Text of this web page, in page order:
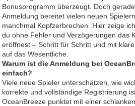
Bonusprogramm überzeugt. Doch
Anmeldung bereitet vielen neuen Spielern
manchmal Kopfzerbrechen. Hier zeige
du ohne Fehler und Verzögerungen das
eröffnest – Schritt für Schritt und mit
auf das Wesentliche.
Warum ist die Anmeldung bei
einfach?
Viele neue Spieler unterschätzen, wie
korrekte und vollständige Registrierung
OceanBreeze punktet mit einer